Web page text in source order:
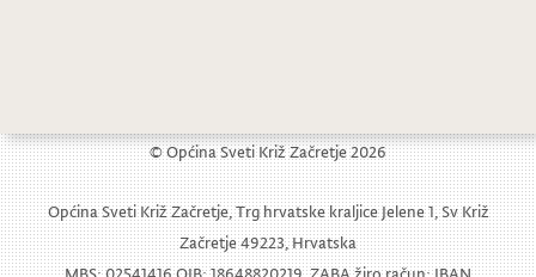
© Općina Sveti Križ Začretje 2026
Općina Sveti Križ Začretje, Trg hrvatske kraljice Jelene 1, Sv Križ
Začretje 49223, Hrvatska